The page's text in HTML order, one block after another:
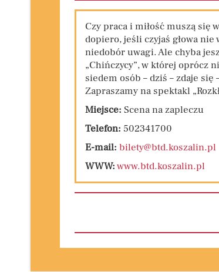
Czy praca i miłość muszą się
dopiero, jeśli czyjaś głowa
niedobór uwagi. Ale chyba
„Chińczycy”, w której oprócz
siedem osób – dziś – zdaje
Zapraszamy na spektakl
Miejsce: Scena na zapleczu
Telefon: 502341700
E-mail: bilety@btd.koszalin.pl
WWW:www.btd.koszalin.pl